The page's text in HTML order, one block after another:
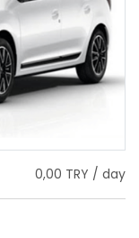
0,00 TRY / day